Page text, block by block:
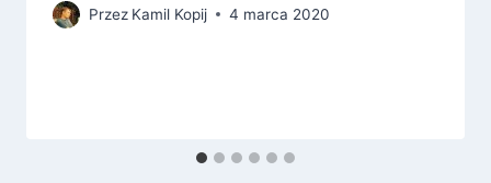
Przez Kamil Kopij 4 marca 2020